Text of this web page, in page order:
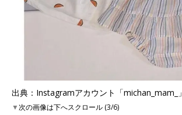
出典：Instagramアカウント「michan_mam_」
▼次の画像は下へスクロール (3/6)